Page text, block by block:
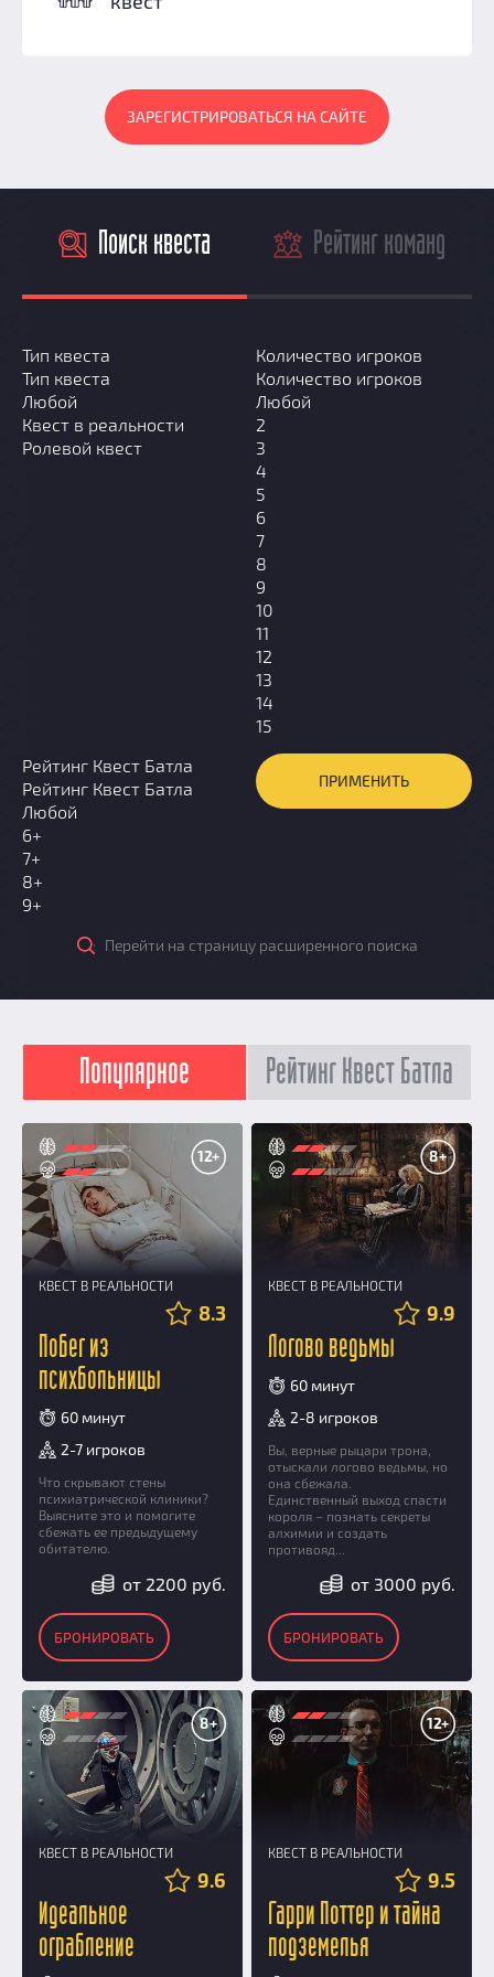
ЗАРЕГИСТРИРОВАТЬСЯ НА САЙТЕ
Поиск квеста Рейтинг команд
Тип квеста
Тип квеста
Любой
Квест в реальности
Ролевой квест
Количество игроков
Количество игроков
Любой
2
3
4
5
6
7
8
9
10
11
12
13
14
15
Рейтинг Квест Батла
Рейтинг Квест Батла
Любой
6+
7+
8+
9+
Перейти на страницу расширенного поиска
Популярное Рейтинг Квест Батла
12+
КВЕСТ В РЕАЛЬНОСТИ
8.3
Побег из
психбольницы
60 минут
2-7 игроков
Что скрывают стены
психиатрической клиники?
Выясните это и помогите
сбежать ее предыдущему
обитателю.
от 2200 руб.
БРОНИРОВАТЬ
8+
КВЕСТ В РЕАЛЬНОСТИ
9.9
Логово ведьмы
60 минут
2-8 игроков
Вы, верные рыцари трона,
отыскали логово ведьмы, но
она сбежала.
Единственный выход спасти
короля – познать секреты
алхимии и создать
противояд...
от 3000 руб.
БРОНИРОВАТЬ
8+
КВЕСТ В РЕАЛЬНОСТИ
9.6
Идеальное
ограбление
12+
КВЕСТ В РЕАЛЬНОСТИ
9.5
Гарри Поттер и тайна
подземелья